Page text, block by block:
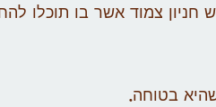
צמוד אשר בו תוכלו